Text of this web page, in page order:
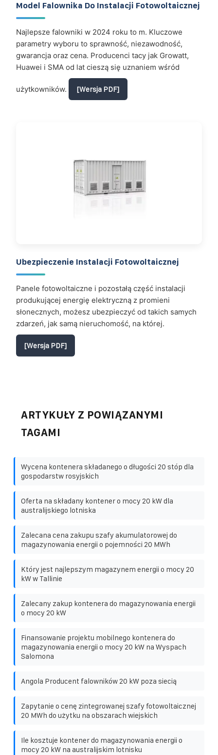
Model Falownika Do Instalacji Fotowoltaicznej
Najlepsze falowniki w 2024 roku to m. Kluczowe
parametry wyboru to sprawność, niezawodność,
gwarancja oraz cena. Producenci tacy jak Growatt,
Huawei i SMA od lat cieszą się uznaniem wśród
użytkowników. [Wersja PDF]
Ubezpieczenie Instalacji Fotowoltaicznej
Panele fotowoltaiczne i pozostałą część instalacji
produkującej energię elektryczną z promieni
słonecznych, możesz ubezpieczyć od takich samych
zdarzeń, jak samą nieruchomość, na której.
[Wersja PDF]
ARTYKUŁY Z POWIĄZANYMI
TAGAMI
Wycena kontenera składanego o długości 20 stóp dla
gospodarstw rosyjskich
Oferta na składany kontener o mocy 20 kW dla
australijskiego lotniska
Zalecana cena zakupu szafy akumulatorowej do
magazynowania energii o pojemności 20 MWh
Który jest najlepszym magazynem energii o mocy 20
kW w Tallinie
Zalecany zakup kontenera do magazynowania energii
o mocy 20 kW
Finansowanie projektu mobilnego kontenera do
magazynowania energii o mocy 20 kW na Wyspach
Salomona
Angola Producent falowników 20 kW poza siecią
Zapytanie o cenę zintegrowanej szafy fotowoltaicznej
20 MWh do użytku na obszarach wiejskich
Ile kosztuje kontener do magazynowania energii o
mocy 20 kW na australijskim lotnisku